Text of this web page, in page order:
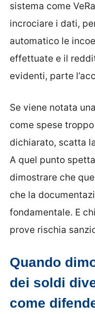
sistema come
incrociare i dati,
automatico le
effettuate e il
evidenti, parte
Se viene notata
come spese
dichiarato, scatta
A quel punto
dimostrare che
che la
fondamentale. E
prove rischia
Quando
dei soldi
come